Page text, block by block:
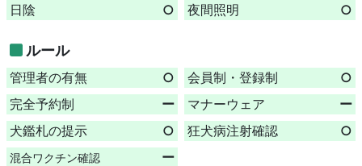
日陰
○ 夜間照明 ○
ルール
管理者の有無 ○ 会員制・登録制
○
完全予約制
ー マナーウェア
ー
犬鑑札の提示
○ 狂犬病注射確認 ○
混合ワクチン確認 ー